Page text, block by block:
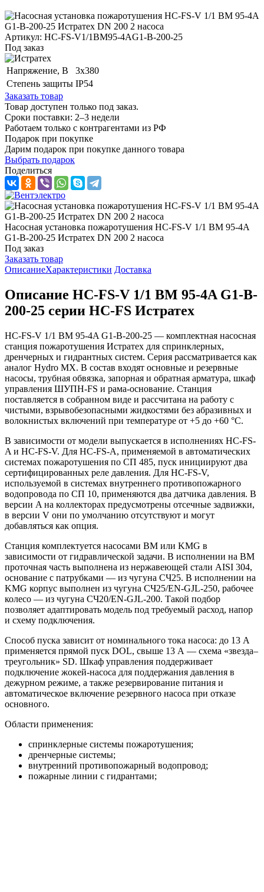
Артикул: HC-FS-V1/1BM95-4AG1-B-200-25
Под заказ
Напряжение, B
3x380
Степень защиты IP54
Заказать товар
Товар доступен только под заказ.
Сроки поставки: 2–3 недели
Работаем только с контрагентами из РФ
Подарок при покупке
Дарим подарок при покупке данного товара
Выбрать подарок
Поделиться
Насосная установка пожаротушения HC-FS-V 1/1 BM 95-4A
G1-B-200-25 Истратех DN 200 2 насоса
Под заказ
Заказать товар
ОписаниеХарактеристики Доставка
Описание HC-FS-V 1/1 BM 95-4A G1-B-
200-25 серии HC-FS Истратех
HC-FS-V 1/1 BM 95-4A G1-B-200-25 — комплектная насосная
станция пожаротушения Истратех для спринклерных,
дренчерных и гидрантных систем. Серия рассматривается как
аналог Hydro MX. В состав входят основные и резервные
насосы, трубная обвязка, запорная и обратная арматура, шкаф
управления ШУПН-FS и рама-основание. Станция
поставляется в собранном виде и рассчитана на работу с
чистыми, взрывобезопасными жидкостями без абразивных и
волокнистых включений при температуре от +5 до +60 °С.
В зависимости от модели выпускается в исполнениях HC-FS-
A и HC-FS-V. Для HC-FS-A, применяемой в автоматических
системах пожаротушения по СП 485, пуск инициируют два
сертифицированных реле давления. Для HC-FS-V,
используемой в системах внутреннего противопожарного
водопровода по СП 10, применяются два датчика давления. В
версии A на коллекторах предусмотрены отсечные задвижки,
в версии V они по умолчанию отсутствуют и могут
добавляться как опция.
Станция комплектуется насосами BM или KMG в
зависимости от гидравлической задачи. В исполнении на BM
проточная часть выполнена из нержавеющей стали AISI 304,
основание с патрубками — из чугуна СЧ25. В исполнении на
KMG корпус выполнен из чугуна СЧ25/EN-GJL-250, рабочее
колесо — из чугуна СЧ20/EN-GJL-200. Такой подбор
позволяет адаптировать модель под требуемый расход, напор
и схему подключения.
Способ пуска зависит от номинального тока насоса: до 13 А
применяется прямой пуск DOL, свыше 13 А — схема «звезда–
треугольник» SD. Шкаф управления поддерживает
подключение жокей-насоса для поддержания давления в
дежурном режиме, а также резервирование питания и
автоматическое включение резервного насоса при отказе
основного.
Области применения:
спринклерные системы пожаротушения;
дренчерные системы;
внутренний противопожарный водопровод;
пожарные линии с гидрантами;